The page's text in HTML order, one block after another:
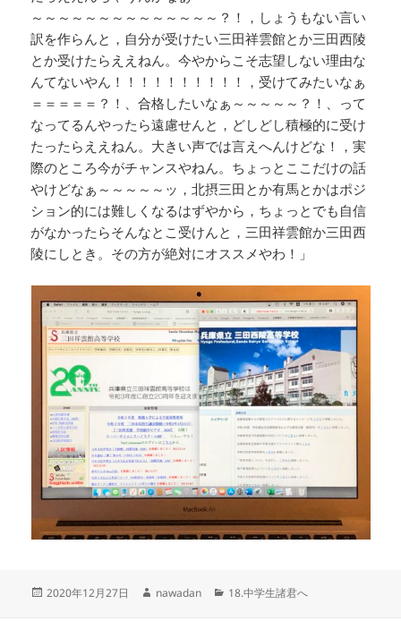
～～～～～～～～～～～～～～？！，しょうもない言い
訳を作らんと，自分が受けたい三田祥雲館とか三田西陵
とか受けたらええねん。今やからこそ志望しない理由な
んてないやん！！！！！！！！！！，受けてみたいなぁ
＝＝＝＝＝？！、合格したいなぁ～～～～～？！、って
なってるんやったら遠慮せんと，どしどし積極的に受け
たったらええねん。大きい声では言えへんけどな！，実
際のところ今がチャンスやねん。ちょっとここだけの話
やけどなぁ～～～～～ッ，北摂三田とか有馬とかはポジ
ション的には難しくなるはずやから，ちょっとでも自信
がなかったらそんなとこ受けんと，三田祥雲館か三田西
陵にしとき。その方が絶対にオススメやわ！」
投
2020年12月27日
作
nawadan
カ
18.中学生諸君へ